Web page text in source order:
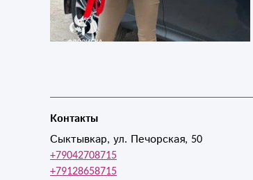
Контакты
Сыктывкар, ул. Печорская, 50
+79042708715
+79128658715